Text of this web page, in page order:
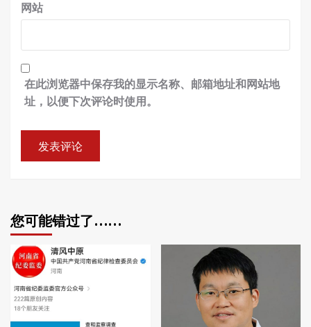
网站
在此浏览器中保存我的显示名称、邮箱地址和网站地
址，以便下次评论时使用。
您可能错过了……